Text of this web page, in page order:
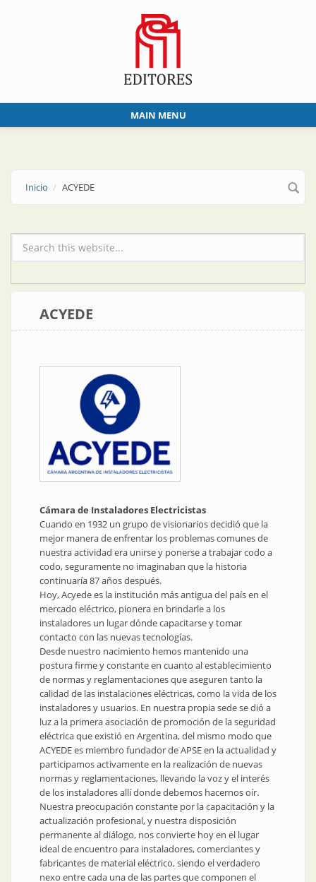
MAIN MENU
Inicio ACYEDE
Formulario de búsqueda
ACYEDE
Cámara de Instaladores Electricistas
Cuando en 1932 un grupo de visionarios decidió que la
mejor manera de enfrentar los problemas comunes de
nuestra actividad era unirse y ponerse a trabajar codo a
codo, seguramente no imaginaban que la historia
continuaría 87 años después.
Hoy, Acyede es la institución más antigua del país en el
mercado eléctrico, pionera en brindarle a los
instaladores un lugar dónde capacitarse y tomar
contacto con las nuevas tecnologías.
Desde nuestro nacimiento hemos mantenido una
postura firme y constante en cuanto al establecimiento
de normas y reglamentaciones que aseguren tanto la
calidad de las instalaciones eléctricas, como la vida de los
instaladores y usuarios. En nuestra propia sede se dió a
luz a la primera asociación de promoción de la seguridad
eléctrica que existió en Argentina, del mismo modo que
ACYEDE es miembro fundador de APSE en la actualidad y
participamos activamente en la realización de nuevas
normas y reglamentaciones, llevando la voz y el interés
de los instaladores allí donde debemos hacernos oír.
Nuestra preocupación constante por la capacitación y la
actualización profesional, y nuestra disposición
permanente al diálogo, nos convierte hoy en el lugar
ideal de encuentro para instaladores, comerciantes y
fabricantes de material eléctrico, siendo el verdadero
nexo entre cada una de las partes que componen el